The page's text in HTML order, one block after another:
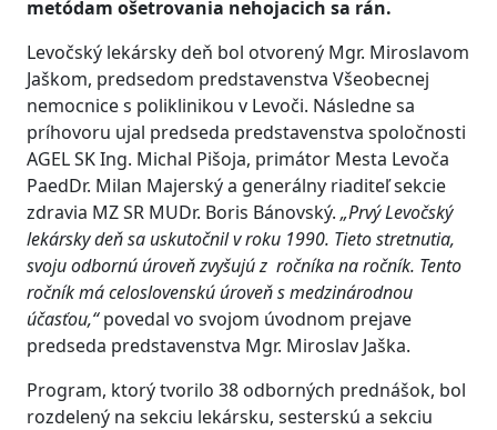
metódam ošetrovania nehojacich sa rán.
Levočský lekársky deň bol otvorený Mgr. Miroslavom
Jaškom, predsedom predstavenstva Všeobecnej
nemocnice s poliklinikou v Levoči. Následne sa
príhovoru ujal predseda predstavenstva spoločnosti
AGEL SK Ing. Michal Pišoja, primátor Mesta Levoča
PaedDr. Milan Majerský a generálny riaditeľ sekcie
zdravia MZ SR MUDr. Boris Bánovský. „Prvý Levočský
lekársky deň sa uskutočnil v roku 1990. Tieto stretnutia,
svoju odbornú úroveň zvyšujú z ročníka na ročník. Tento
ročník má celoslovenskú úroveň s medzinárodnou
účasťou,“povedal vo svojom úvodnom prejave
predseda predstavenstva Mgr. Miroslav Jaška.
Program, ktorý tvorilo 38 odborných prednášok, bol
rozdelený na sekciu lekársku, sesterskú a sekciu